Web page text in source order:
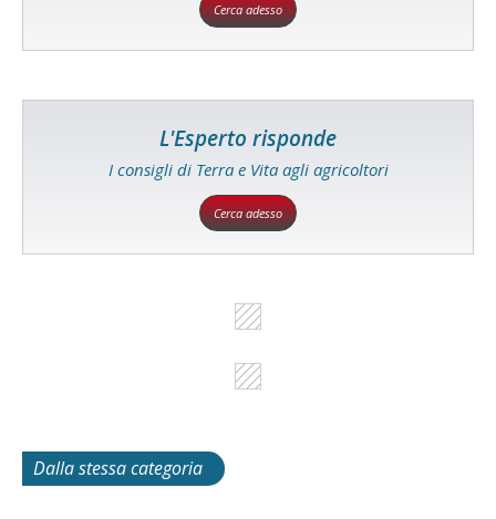
Cerca adesso
L'Esperto risponde
I consigli di Terra e Vita agli agricoltori
Cerca adesso
Dalla stessa categoria